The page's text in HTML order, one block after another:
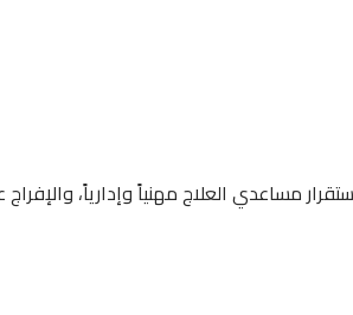
مساعدي العلاج مهنياً وإدارياً،